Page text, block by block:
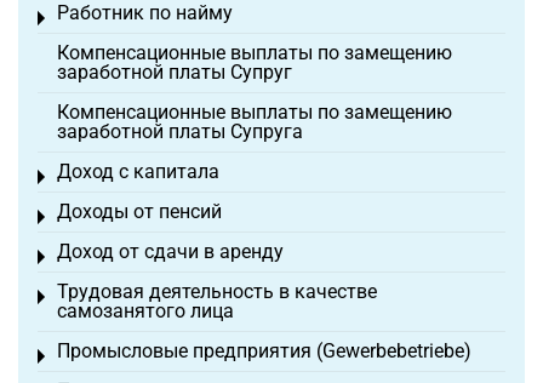
Работник по найму
Toggle menu
Компенсационные выплаты по замещению
заработной платы Супруг
Компенсационные выплаты по замещению
заработной платы Супруга
Доход с капитала
Toggle menu
Доходы от пенсий
Toggle menu
Доход от сдачи в аренду
Toggle menu
Трудовая деятельность в качестве
самозанятого лица
Toggle menu
Промысловые предприятия (Gewerbebetriebe)
Toggle menu